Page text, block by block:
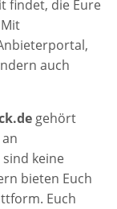
findet, die Eure
auch
gehört
keine
bieten Euch
Euch